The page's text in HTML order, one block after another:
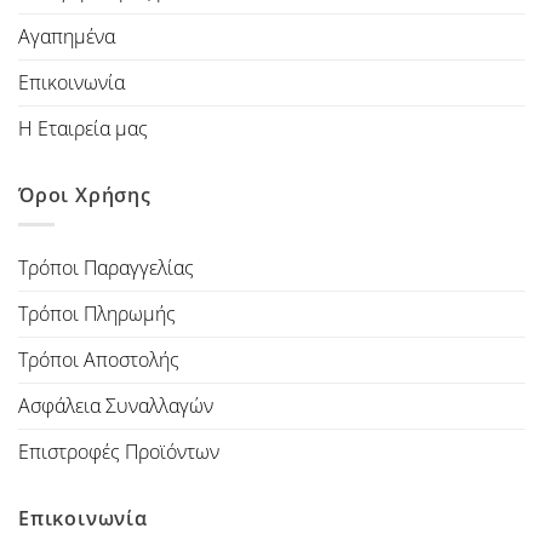
Αγαπημένα
Επικοινωνία
Η Εταιρεία μας
Όροι Χρήσης
Τρόποι Παραγγελίας
Τρόποι Πληρωμής
Τρόποι Αποστολής
Ασφάλεια Συναλλαγών
Επιστροφές Προϊόντων
Επικοινωνία